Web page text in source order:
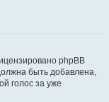
phpBB
быть добавлена,
голос за уже